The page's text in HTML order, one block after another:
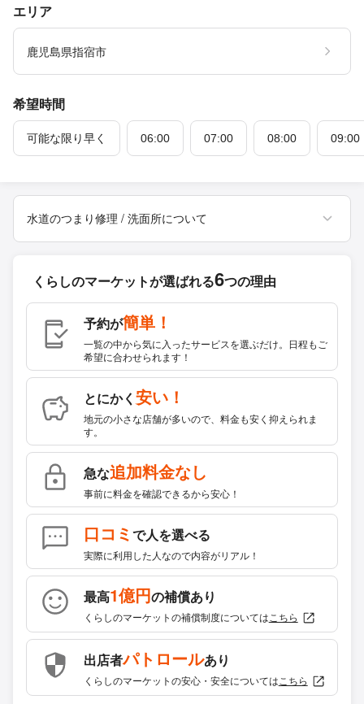
エリア
鹿児島県指宿市
希望時間
可能な限り早く 06:00 07:00 08:00 09:00
水道のつまり修理 / 洗面所について
くらしのマーケットが選ばれる6つの理由
予約が簡単！
一覧の中から気に入ったサービスを選ぶだけ。日程もご
希望に合わせられます！
とにかく 安い！
地元の小さな店舗が多いので、料金も安く抑えられま
す。
急な追加料金なし
事前に料金を確認できるから安心！
口コミで人を選べる
実際に利用した人なので内容がリアル！
最高1億円の補償あり
くらしのマーケットの補償制度については こちら
出店者パトロールあり
くらしのマーケットの安心・安全については こちら